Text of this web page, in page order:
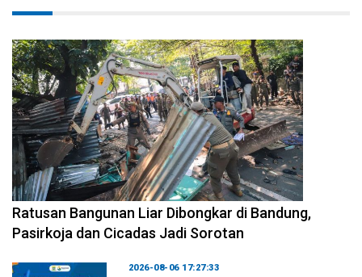
2026-08-06 17:34:08
Ratusan Bangunan Liar Dibongkar di Bandung,
Pasirkoja dan Cicadas Jadi Sorotan
2026-08-06 17:27:33